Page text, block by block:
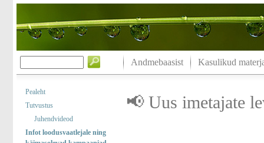
Andmebaasist Kasulikud
Pealeht
Tutvustus
Juhendvideod
Infot loodusvaatlejale ning
📢 Uus imetajate